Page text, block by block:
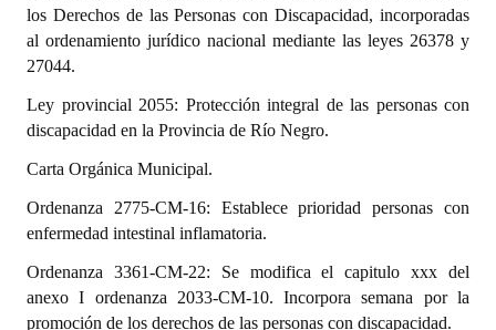
Carta Orgánica 2007
Reglamento Interno
Digesto
DOCUMENTOS
Proyectos Presentados
los Derechos de las Personas con Discapacidad, incorporadas
al ordenamiento jurídico nacional mediante las leyes 26378 y
27044.
Ley provincial 2055: Protección integral de las personas con
discapacidad en la Provincia de Río Negro.
Carta Orgánica Municipal.
Ordenanza 2775-CM-16: Establece prioridad personas con
enfermedad intestinal inflamatoria.
Ordenanza 3361-CM-22: Se modifica el capitulo xxx del
anexo I ordenanza 2033-CM-10. Incorpora semana por la
promoción de los derechos de las personas con discapacidad.